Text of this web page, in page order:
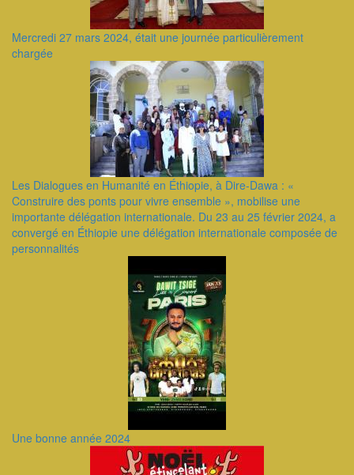
Mercredi 27 mars 2024, était une journée particulièrement
chargée
Les Dialogues en Humanité en Éthiopie, à Dire-Dawa : «
Construire des ponts pour vivre ensemble », mobilise une
importante délégation internationale. Du 23 au 25 février 2024, a
convergé en Éthiopie une délégation internationale composée de
personnalités
Une bonne année 2024